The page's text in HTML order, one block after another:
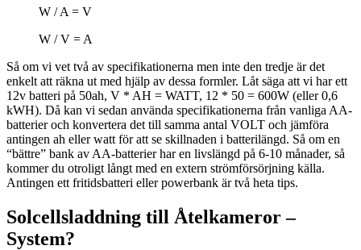
W / A = V
W / V = A
Så om vi vet två av specifikationerna men inte den tredje är det
enkelt att räkna ut med hjälp av dessa formler. Låt säga att vi har ett
12v batteri på 50ah, V * AH = WATT, 12 * 50 = 600W (eller 0,6
kWH). Då kan vi sedan använda specifikationerna från vanliga AA-
batterier och konvertera det till samma antal VOLT och jämföra
antingen ah eller watt för att se skillnaden i batterilängd. Så om en
“bättre” bank av AA-batterier har en livslängd på 6-10 månader, så
kommer du otroligt långt med en extern strömförsörjning källa.
Antingen ett fritidsbatteri eller powerbank är två heta tips.
Solcellsladdning till Åtelkameror –
System?